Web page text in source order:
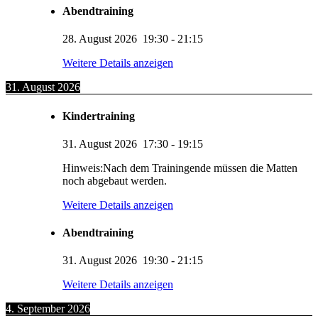
Abendtraining
28. August 2026 19:30 - 21:15
Weitere Details anzeigen
31. August 2026
Kindertraining
31. August 2026 17:30 - 19:15
Hinweis:Nach dem Trainingende müssen die Matten
noch abgebaut werden.
Weitere Details anzeigen
Abendtraining
31. August 2026 19:30 - 21:15
Weitere Details anzeigen
4. September 2026